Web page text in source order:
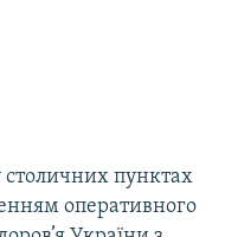
пунктах
оперативного